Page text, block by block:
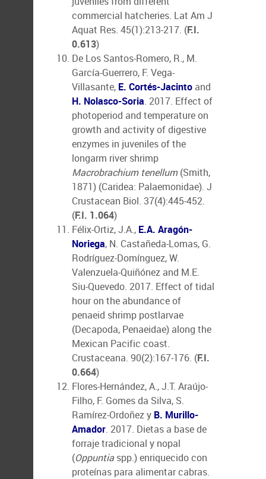
commercial hatcheries. Lat Am J
Aquat Res. 45(1):213-217. (F.I.
0.613)
De Los Santos-Romero, R., M.
García-Guerrero, F. Vega-
Villasante, E. Cortés-Jacinto and
H. Nolasco-Soria. 2017. Effect of
photoperiod and temperature on
growth and activity of digestive
enzymes in juveniles of the
longarm river shrimp
Macrobrachium tenellum(Smith,
1871) (Caridea: Palaemonidae). J
Crustacean Biol. 37(4):445-452.
(F.I. 1.064)
Félix-Ortiz, J.A., E.A. Aragón-
Noriega, N. Castañeda-Lomas, G.
Rodríguez-Domínguez, W.
Valenzuela-Quiñónez and M.E.
Siu-Quevedo. 2017. Effect of tidal
hour on the abundance of
penaeid shrimp postlarvae
(Decapoda, Penaeidae) along the
Mexican Pacific coast.
Crustaceana. 90(2):167-176. (F.I.
0.664)
Flores-Hernández, A., J.T. Araújo-
Filho, F. Gomes da Silva, S.
Ramírez-Ordoñez y B. Murillo-
Amador. 2017. Dietas a base de
forraje tradicional y nopal
(Oppuntiaspp.) enriquecido con
proteínas para alimentar cabras.